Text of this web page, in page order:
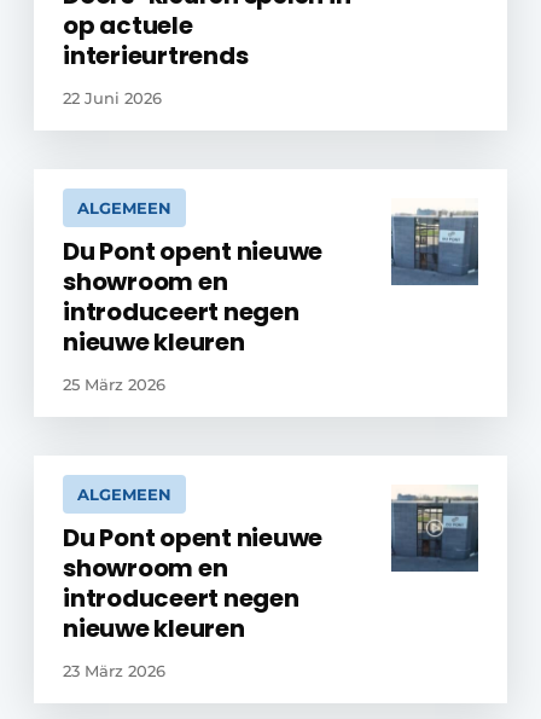
op actuele
interieurtrends
22 Juni 2026
ALGEMEEN
Du Pont opent nieuwe
showroom en
introduceert negen
nieuwe kleuren
25 März 2026
ALGEMEEN
Du Pont opent nieuwe
showroom en
introduceert negen
nieuwe kleuren
23 März 2026